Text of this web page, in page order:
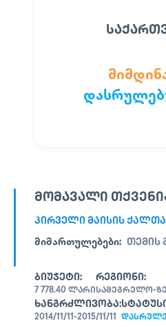
ᲛᲝᲛᲐᲕᲐᲚᲘ
ᲞᲘᲠᲕᲔᲚᲘ ᲛᲐᲘᲡᲘᲡ
ᲛᲘᲛᲐᲠᲗᲣᲚᲔᲑᲔᲑᲘ: ᲗᲔᲛᲘᲡ
ᲑᲘᲣᲯᲔᲢᲘ:
7 778.40 ᲚᲐᲠᲘ
ᲠᲔᲒᲘᲝᲜᲘ:
ᲡᲐᲛᲔᲒᲠᲔᲚᲝ-
ᲮᲐᲜᲒᲠᲫᲚᲘᲕᲝᲑᲐ:
2014/11/11-2015/11/11